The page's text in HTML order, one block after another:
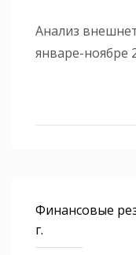
Анализ
январе-ноябре
Финансовые
г.